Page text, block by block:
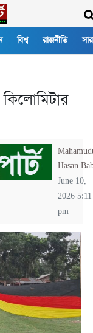
বিশ্ব রাজনীতি
Hasan
June 10,
2026 5:11
pm